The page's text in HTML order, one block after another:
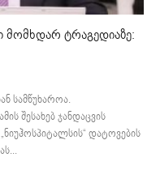
მომხდარ ტრაგედიაზე:
სამწუხაროა.
შესახებ ჯანდაცვის
დატოვების